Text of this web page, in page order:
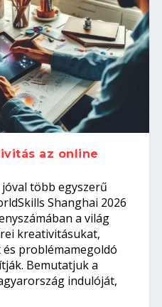
ezeket a
felvételi?
kódban –
dönti el a
kapcsolódj ki
az online
több egyszerű
Shanghai 2026
a világ
kreativitásukat,
problémamegoldó
Bemutatjuk a
indulóját,